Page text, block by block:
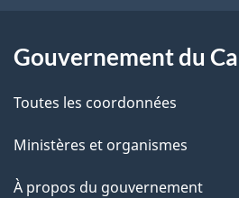
a
g
e
a
c
i
o
Gouvernement du
Toutes les coordonnées
Ministères et organismes
À propos du gouvernement